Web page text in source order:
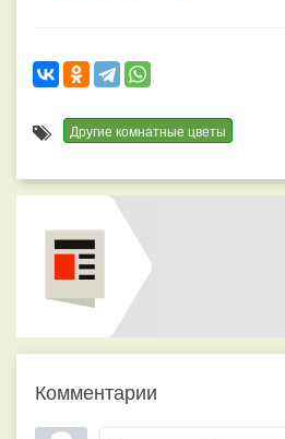
Другие комнатные цветы
Комментарии